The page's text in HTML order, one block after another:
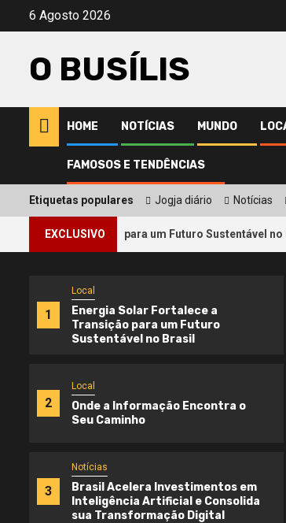
Avançar
conteúdo
6 Agosto 2026
O BUSÍLIS
HOME NOTÍCIAS MUNDO
FAMOSOS E TENDÊNCIAS
Etiquetas populares Jogja diário Notícias
EXCLUSIVO
a Transição para um Futuro Sustentável no Brasil
1
Local
Energia Solar Fortalece a
Transição para um Futuro
Sustentável no Brasil
2
Local
Onde a Informação Encontra o
Seu Caminho
3
Notícias
Brasil Acelera Investimentos em
Inteligência Artificial e Consolida
sua Transformação Digital